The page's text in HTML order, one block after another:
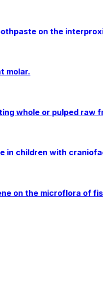
on the
molar.
whole or pulped raw
in children with
on the microflora of